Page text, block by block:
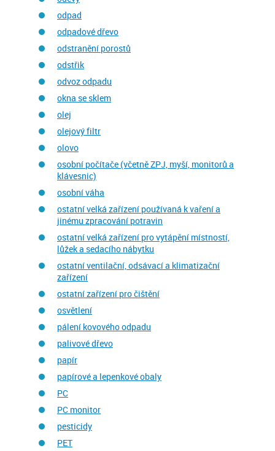
odpad
odpadové dřevo
odstranění porostů
odstřik
odvoz odpadu
okna se sklem
olej
olejový filtr
olovo
osobní počítače (včetně ZPJ, myší, monitorů a
klávesnic)
osobní váha
ostatní velká zařízení používaná k vaření a
jinému zpracování potravin
ostatní velká zařízení pro vytápění místností,
lůžek a sedacího nábytku
ostatní ventilační, odsávací a klimatizační
zařízení
ostatní zařízení pro čištění
osvětlení
pálení kovového odpadu
palivové dřevo
papír
papírové a lepenkové obaly
PC
PC monitor
pesticidy
PET